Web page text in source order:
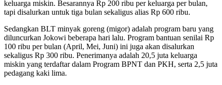
keluarga miskin. Besarannya Rp 200 ribu per keluarga per bulan,
tapi disalurkan untuk tiga bulan sekaligus alias Rp 600 ribu.
Sedangkan BLT minyak goreng (migor) adalah program baru yang
diluncurkan Jokowi beberapa hari lalu. Program bantuan senilai Rp
100 ribu per bulan (April, Mei, Juni) ini juga akan disalurkan
sekaligus Rp 300 ribu. Penerimanya adalah 20,5 juta keluarga
miskin yang terdaftar dalam Program BPNT dan PKH, serta 2,5 juta
pedagang kaki lima.